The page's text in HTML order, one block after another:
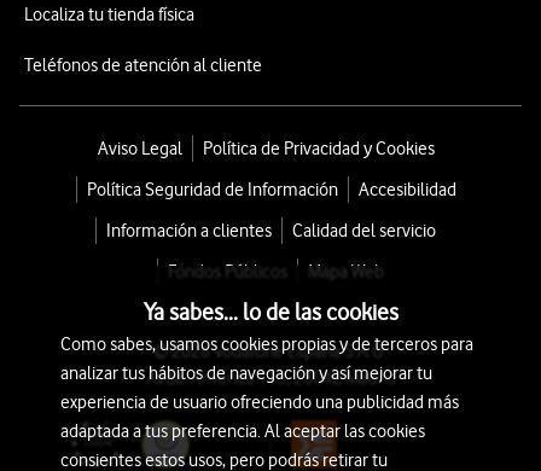
Localiza tu tienda física
Teléfonos de atención al cliente
Aviso Legal
Política de Privacidad y Cookies
Política Seguridad de Información
Accesibilidad
Información a clientes
Calidad del servicio
Fondos Públicos
Mapa Web
© 2026 Vodafone España S.A.U.
Avda. América 115, 28042 Madrid
Ya sabes... lo de las cookies
Como sabes, usamos cookies propias y de terceros para
analizar tus hábitos de navegación y así mejorar tu
experiencia de usuario ofreciendo una publicidad más
adaptada a tus preferencia. Al aceptar las cookies
consientes estos usos, pero podrás retirar tu